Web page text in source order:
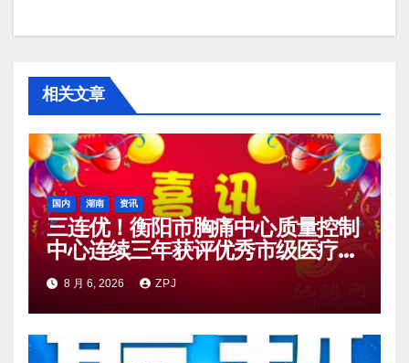
相关文章
国内 湖南 资讯
三连优！衡阳市胸痛中心质量控制
中心连续三年获评优秀市级医疗质
量控制中心
8 月 6, 2026 ZPJ